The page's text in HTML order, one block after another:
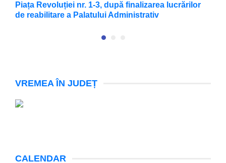
Piața Revoluției nr. 1-3, după finalizarea lucrărilor
de reabilitare a Palatului Administrativ
VREMEA ÎN JUDEȚ
CALENDAR